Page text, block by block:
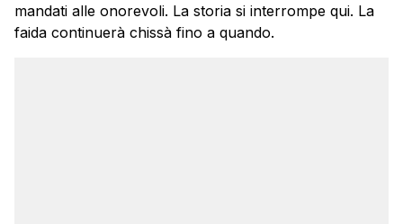
mandati alle onorevoli. La storia si interrompe qui. La
faida continuerà chissà fino a quando.